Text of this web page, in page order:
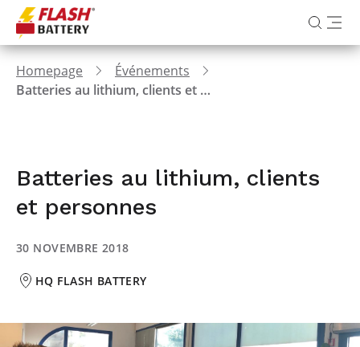
Homepage
Événements
Batteries au lithium, clients et personnes
Batteries au lithium, clients
et personnes
30 NOVEMBRE 2018
HQ FLASH BATTERY